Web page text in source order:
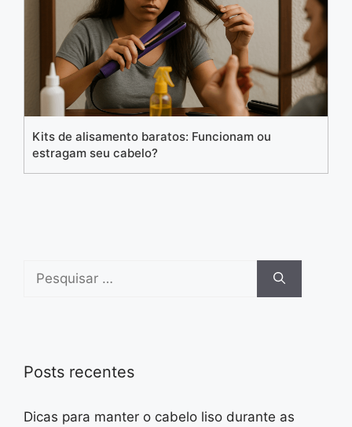
Kits de alisamento baratos: Funcionam ou
estragam seu cabelo?
por:
Posts recentes
Dicas para manter o cabelo liso durante as